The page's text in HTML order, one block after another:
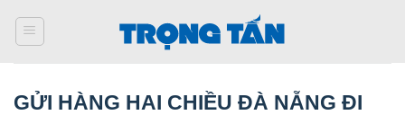
qua
GỬI HÀNG HAI CHIỀU ĐÀ NẴNG ĐI